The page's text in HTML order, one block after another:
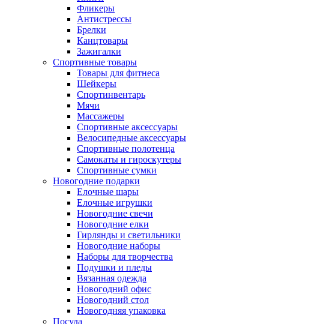
Фликеры
Антистрессы
Брелки
Канцтовары
Зажигалки
Спортивные товары
Товары для фитнеса
Шейкеры
Спортинвентарь
Мячи
Массажеры
Спортивные аксессуары
Велосипедные аксессуары
Спортивные полотенца
Самокаты и гироскутеры
Спортивные сумки
Новогодние подарки
Елочные шары
Елочные игрушки
Новогодние свечи
Новогодние елки
Гирлянды и светильники
Новогодние наборы
Наборы для творчества
Подушки и пледы
Вязанная одежда
Новогодний офис
Новогодний стол
Новогодняя упаковка
Посуда